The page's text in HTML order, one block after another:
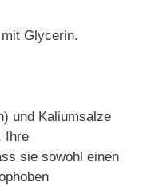
Glycerin.
und Kaliumsalze
Ihre
sie sowohl einen